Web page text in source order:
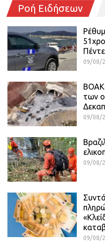
Ροή Ειδήσεων
09/08/
ΒΟΑΚ:
των
09/08/
09/08/
09/08/